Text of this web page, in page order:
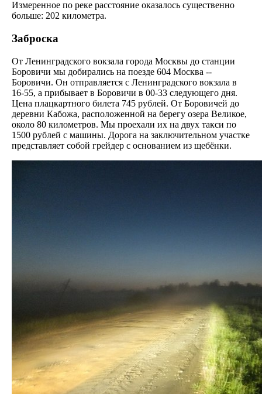
Измеренное по реке расстояние оказалось существенно
больше: 202 километра.
Заброска
От Ленинградского вокзала города Москвы до станции
Боровичи мы добирались на поезде 604 Москва --
Боровичи. Он отправляется с Ленинградского вокзала в
16-55, а прибывает в Боровичи в 00-33 следующего дня.
Цена плацкартного билета 745 рублей. От Боровичей до
деревни Кабожа, расположенной на берегу озера Великое,
около 80 километров. Мы проехали их на двух такси по
1500 рублей с машины. Дорога на заключительном участке
представляет собой грейдер с основанием из щебёнки.